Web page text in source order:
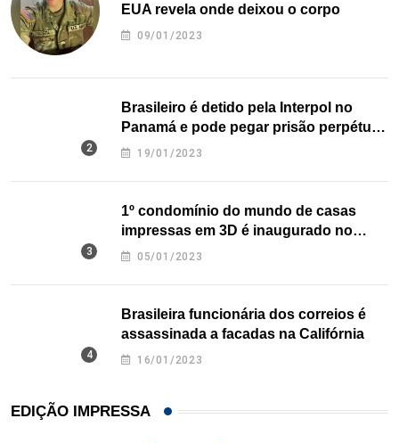
EUA revela onde deixou o corpo
09/01/2023
Brasileiro é detido pela Interpol no
Panamá e pode pegar prisão perpétua
nos EUA
19/01/2023
1º condomínio do mundo de casas
impressas em 3D é inaugurado no
Texas
05/01/2023
Brasileira funcionária dos correios é
assassinada a facadas na Califórnia
16/01/2023
EDIÇÃO IMPRESSA